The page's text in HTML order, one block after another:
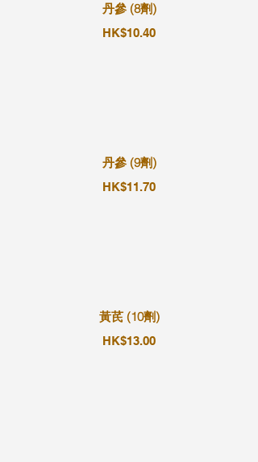
丹參 (8劑)
HK$10.40
丹參 (9劑)
HK$11.70
黃芪 (10劑)
HK$13.00